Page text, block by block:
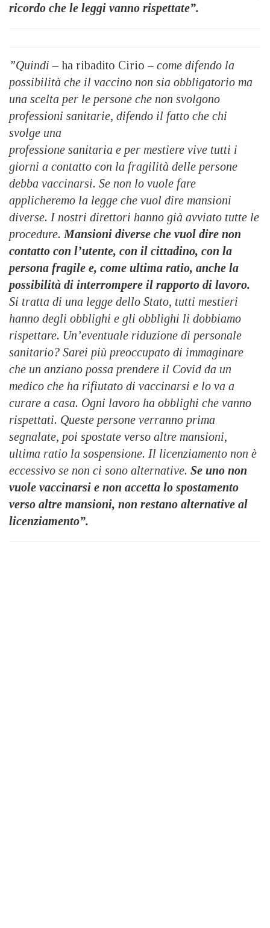
ricordo che le leggi vanno rispettate”.
”Quindi – ha ribadito Cirio – come difendo la
possibilità che il vaccino non sia obbligatorio ma
una scelta per le persone che non svolgono
professioni sanitarie, difendo il fatto che chi
svolge una
professione sanitaria e per mestiere vive tutti i
giorni a contatto con la fragilità delle persone
debba vaccinarsi. Se non lo vuole fare
applicheremo la legge che vuol dire mansioni
diverse. I nostri direttori hanno già avviato tutte le
procedure. Mansioni diverse che vuol dire non
contatto con l’utente, con il cittadino, con la
persona fragile e, come ultima ratio, anche la
possibilità di interrompere il rapporto di lavoro.
Si tratta di una legge dello Stato, tutti mestieri
hanno degli obblighi e gli obblighi li dobbiamo
rispettare. Un’eventuale riduzione di personale
sanitario? Sarei più preoccupato di immaginare
che un anziano possa prendere il Covid da un
medico che ha rifiutato di vaccinarsi e lo va a
curare a casa. Ogni lavoro ha obblighi che vanno
rispettati. Queste persone verranno prima
segnalate, poi spostate verso altre mansioni,
ultima ratio la sospensione. Il licenziamento non è
eccessivo se non ci sono alternative. Se uno non
vuole vaccinarsi e non accetta lo spostamento
verso altre mansioni, non restano alternative al
licenziamento”.